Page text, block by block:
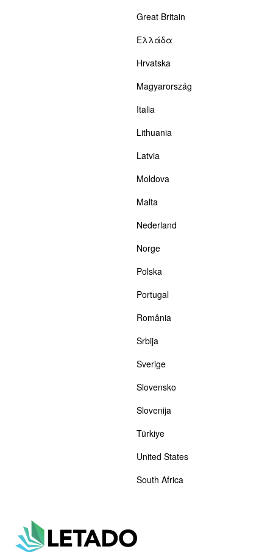
Great Britain
Ελλάδα
Hrvatska
Magyarország
Italia
Lithuania
Latvia
Moldova
Malta
Nederland
Norge
Polska
Portugal
România
Srbija
Sverige
Slovensko
Slovenija
Türkiye
United States
South Africa